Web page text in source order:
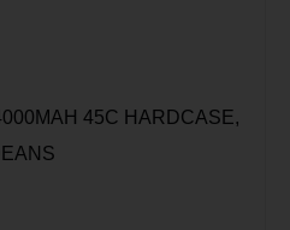
45C HARDCASE,